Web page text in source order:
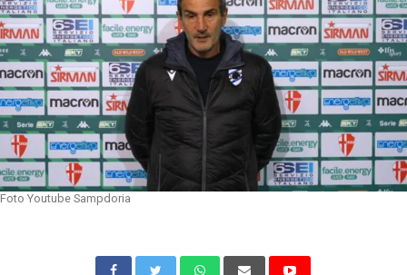
Foto Youtube Sampdoria